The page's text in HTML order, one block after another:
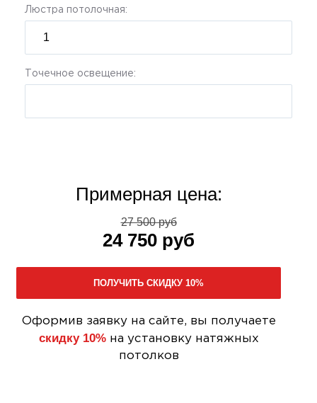
Люстра потолочная:
Точечное освещение:
Примерная цена:
27 500 руб
24 750 руб
Оформив заявку на сайте, вы получаете
скидку 10%на установку натяжных
потолков